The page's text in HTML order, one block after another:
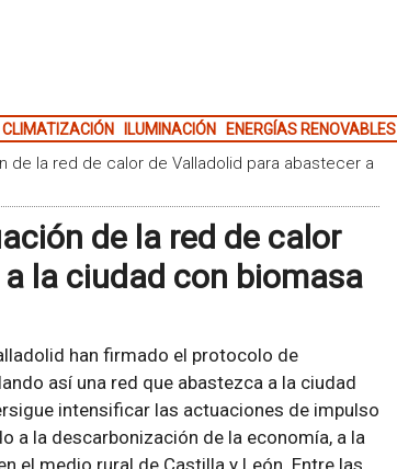
CLIMATIZACIÓN ILUMINACIÓN ENERGÍAS RENOVABLES
de la red de calor de Valladolid para abastecer a
de la red de calor
la ciudad con biomasa
han firmado el protocolo de
así una red que abastezca a la ciudad
intensificar las actuaciones de impulso
a la descarbonización de la economía, a la
el medio rural de Castilla y León. Entre las